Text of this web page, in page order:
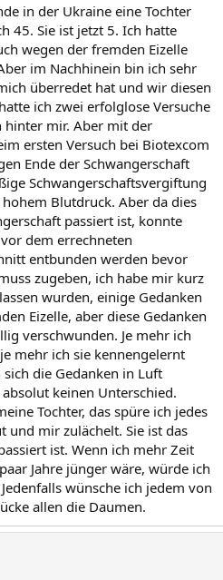
in der Ukraine eine Tochter
45. Sie ist jetzt 5. Ich hatte
wegen der fremden Eizelle
im Nachhinein bin ich sehr
überredet hat und wir diesen
ich zwei erfolglose Versuche
hinter mir. Aber mit der
ersten Versuch bei Biotexcom
Ende der Schwangerschaft
Schwangerschaftsvergiftung
Blutdruck. Aber da dies
passiert ist, konnte
dem errechneten
entbunden werden bevor
zugeben, ich habe mir kurz
wurden, einige Gedanken
Eizelle, aber diese Gedanken
verschwunden. Je mehr ich
mehr ich sie kennengelernt
die Gedanken in Luft
keinen Unterschied.
Tochter, das spüre ich jedes
und mir zulächelt. Sie ist das
ist. Wenn ich mehr Zeit
Jahre jünger wäre, würde ich
wünsche ich jedem von
allen die Daumen.